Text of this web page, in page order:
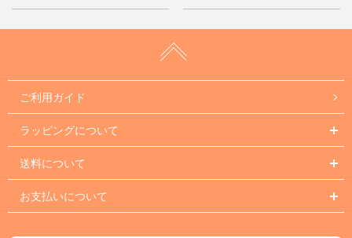
ご利用ガイド
ラッピングについて
送料について
お支払いについて